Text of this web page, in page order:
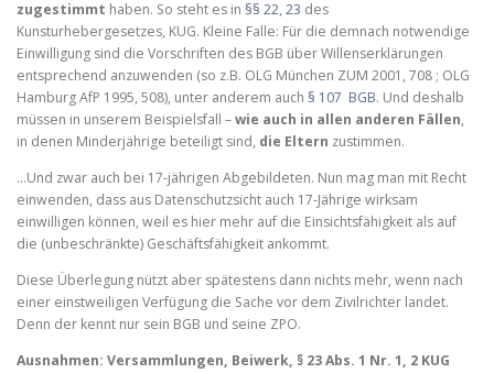
zugestimmt haben. So steht es in §§ 22, 23 des
Kunsturhebergesetzes, KUG. Kleine Falle: Für die demnach notwendige
Einwilligung sind die Vorschriften des BGB über Willenserklärungen
entsprechend anzuwenden (so z.B. OLG München ZUM 2001, 708 ; OLG
Hamburg AfP 1995, 508), unter anderem auch § 107 BGB. Und deshalb
müssen in unserem Beispielsfall –wie auch in allen anderen Fällen,
in denen Minderjährige beteiligt sind, die Eltern zustimmen.
…Und zwar auch bei 17-jährigen Abgebildeten. Nun mag man mit Recht
einwenden, dass aus Datenschutzsicht auch 17-Jährige wirksam
einwilligen können, weil es hier mehr auf die Einsichtsfähigkeit als auf
die (unbeschränkte) Geschäftsfähigkeit ankommt.
Diese Überlegung nützt aber spätestens dann nichts mehr, wenn nach
einer einstweiligen Verfügung die Sache vor dem Zivilrichter landet.
Denn der kennt nur sein BGB und seine ZPO.
Ausnahmen: Versammlungen, Beiwerk, § 23 Abs. 1 Nr. 1, 2 KUG